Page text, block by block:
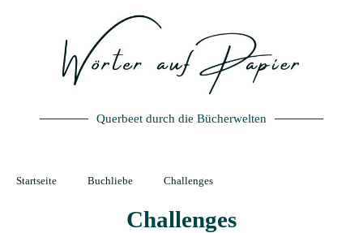
Querbeet durch die Bücherwelten
Startseite Buchliebe Challenges
Challenges